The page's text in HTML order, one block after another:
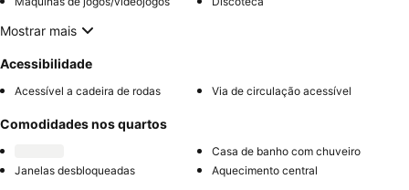
Mostrar mais
Acessibilidade
Acessível a cadeira de rodas Via de circulação acessível
Comodidades nos quartos
Casa de banho com chuveiro
Janelas desbloqueadas
Aquecimento central